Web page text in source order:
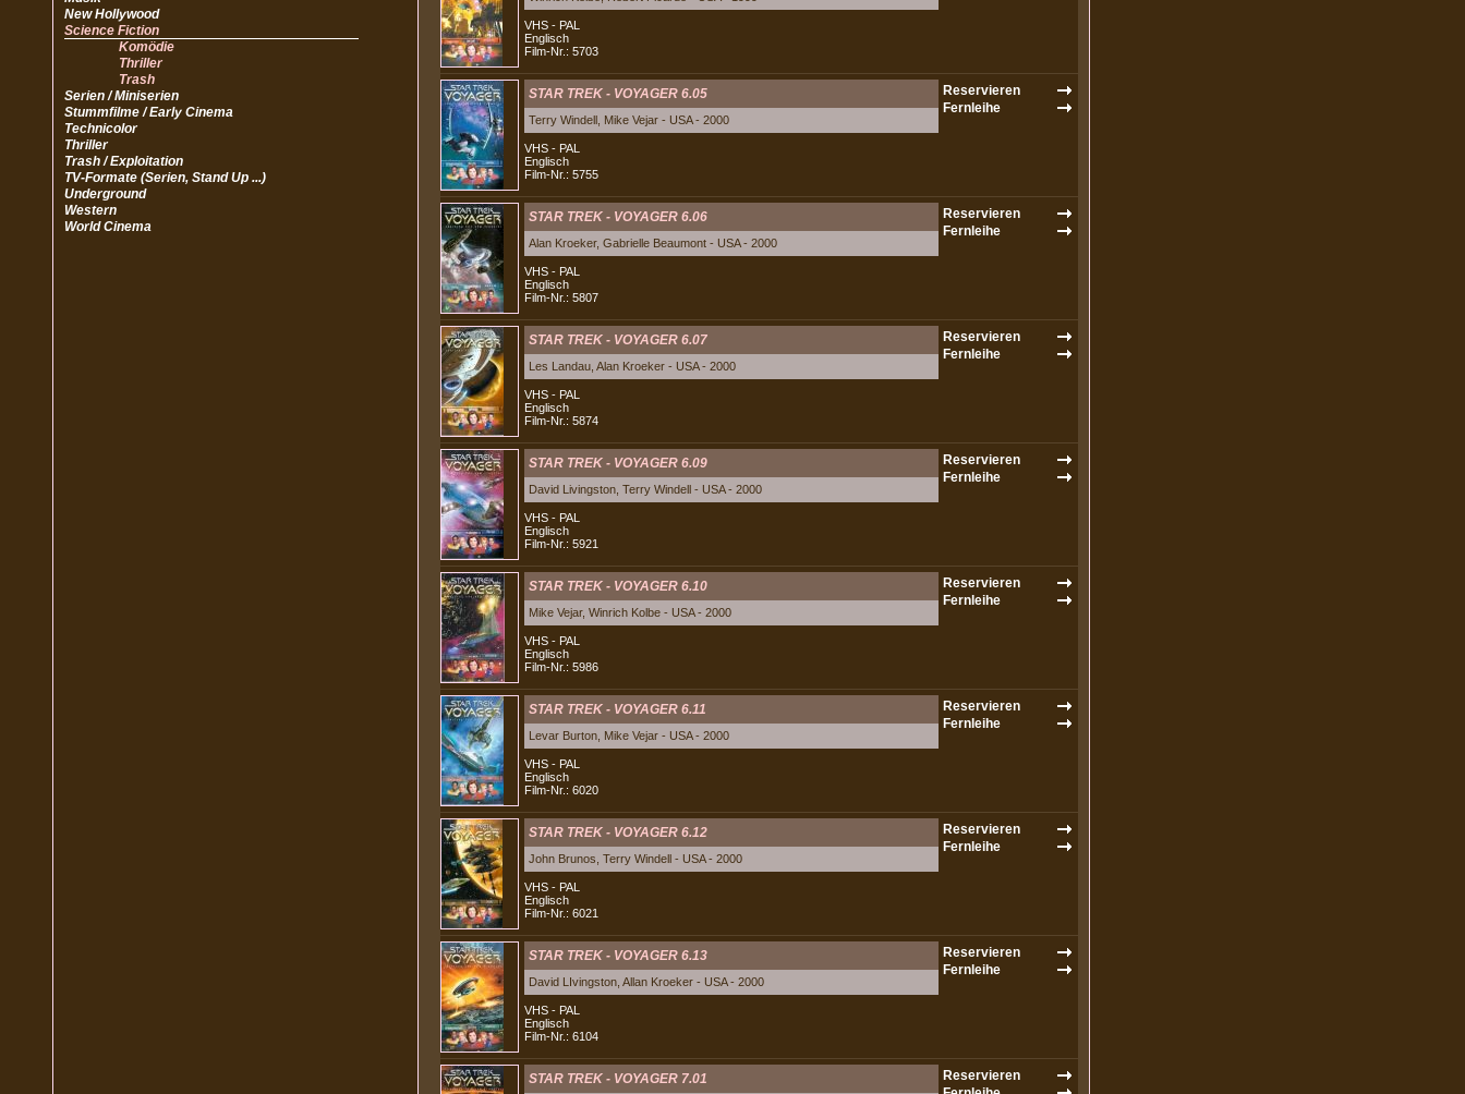
New Hollywood
Science Fiction
Komödie
Thriller
Trash
Serien / Miniserien
Stummfilme / Early Cinema
Technicolor
Thriller
Trash / Exploitation
TV-Formate (Serien, Stand Up ...)
Underground
Western
World Cinema
VHS - PAL
Englisch
Film-Nr.: 5703
STAR TREK - VOYAGER 6.05
Terry Windell, Mike Vejar - USA - 2000
VHS - PAL
Englisch
Film-Nr.: 5755
STAR TREK - VOYAGER 6.06
Alan Kroeker, Gabrielle Beaumont - USA - 2000
VHS - PAL
Englisch
Film-Nr.: 5807
STAR TREK - VOYAGER 6.07
Les Landau, Alan Kroeker - USA - 2000
VHS - PAL
Englisch
Film-Nr.: 5874
STAR TREK - VOYAGER 6.09
David Livingston, Terry Windell - USA - 2000
VHS - PAL
Englisch
Film-Nr.: 5921
STAR TREK - VOYAGER 6.10
Mike Vejar, Winrich Kolbe - USA - 2000
VHS - PAL
Englisch
Film-Nr.: 5986
STAR TREK - VOYAGER 6.11
Levar Burton, Mike Vejar - USA - 2000
VHS - PAL
Englisch
Film-Nr.: 6020
STAR TREK - VOYAGER 6.12
John Brunos, Terry Windell - USA - 2000
VHS - PAL
Englisch
Film-Nr.: 6021
STAR TREK - VOYAGER 6.13
David LIvingston, Allan Kroeker - USA - 2000
VHS - PAL
Englisch
Film-Nr.: 6104
STAR TREK - VOYAGER 7.01